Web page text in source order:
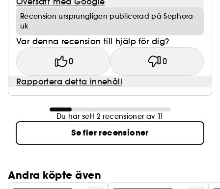
Recension ursprungligen publicerad på Sephora-
uk
Var denna recension till hjälp för dig?
0 0
Rapportera detta innehåll
Du har sett 2 recensioner av 11
Se fler recensioner
Andra köpte även